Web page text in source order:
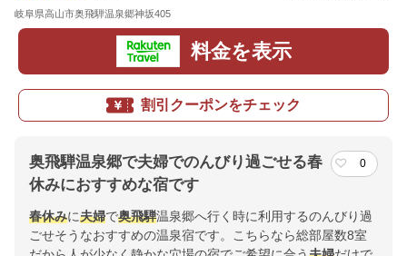
岐阜県高山市奥飛騨温泉郷神坂405
料金を表示
割引クーポンをチェック
奥飛騨温泉郷で夫婦でのんびり過ごせる春
休みにおすすめな宿です
0
春休みに夫婦で奥飛騨温泉郷へ行く時に利用するのんびり過
ごせそうなおすすめの温泉宿です。こちらなら総部屋数8室